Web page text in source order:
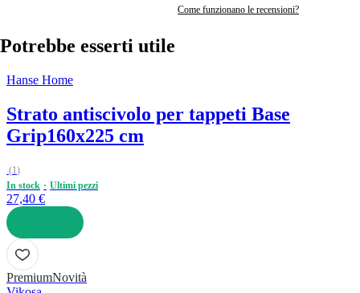
Come funzionano le recensioni?
Potrebbe esserti utile
Hanse Home
Strato antiscivolo per tappeti Base
Grip160x225 cm
(1)
In stock
Ultimi pezzi
27,40 €
AGGIUNGI
PremiumNovità